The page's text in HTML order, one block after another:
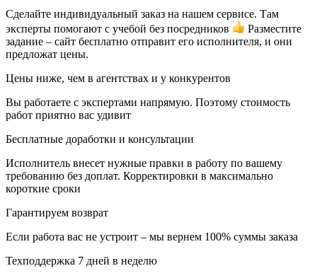
Сделайте индивидуальный заказ на нашем сервисе. Там
эксперты помогают с учебой без посредников
Разместите
задание – сайт бесплатно отправит его исполнителя, и они
предложат цены.
Цены ниже, чем в агентствах и у конкурентов
Вы работаете с экспертами напрямую. Поэтому стоимость
работ приятно вас удивит
Бесплатные доработки и консультации
Исполнитель внесет нужные правки в работу по вашему
требованию без доплат. Корректировки в максимально
короткие сроки
Гарантируем возврат
Если работа вас не устроит – мы вернем 100% суммы заказа
Техподдержка 7 дней в неделю